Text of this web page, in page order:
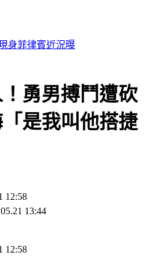
「紫爆致災雨」這2天下最猛
勇男搏鬥遭砍
是我叫他搭捷
12:58
13:44
12:58